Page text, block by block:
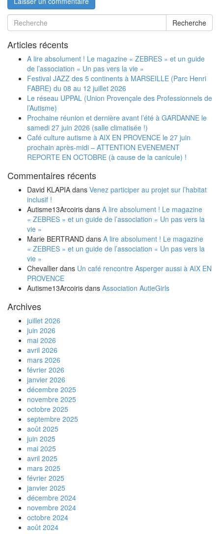
Recherche
Articles récents
A lire absolument ! Le magazine « ZEBRES » et un guide
de l’association « Un pas vers la vie »
Festival JAZZ des 5 continents à MARSEILLE (Parc Henri
FABRE) du 08 au 12 juillet 2026
Le réseau UPPAL (Union Provençale des Professionnels de
l’Autisme)
Prochaine réunion et dernière avant l’été à GARDANNE le
samedi 27 juin 2026 (salle climatisée !)
Café culture autisme à AIX EN PROVENCE le 27 juin
prochain après-midi – ATTENTION EVENEMENT
REPORTE EN OCTOBRE (à cause de la canicule) !
Commentaires récents
David KLAPIA dans Venez participer au projet sur l’habitat
inclusif !
Autisme13Arcoiris dans A lire absolument ! Le magazine
« ZEBRES » et un guide de l’association « Un pas vers la
vie »
Marie BERTRAND dans A lire absolument ! Le magazine
« ZEBRES » et un guide de l’association « Un pas vers la
vie »
Chevallier dans Un café rencontre Asperger aussi à AIX EN
PROVENCE
Autisme13Arcoiris dans Association AutieGirls
Archives
juillet 2026
juin 2026
mai 2026
avril 2026
mars 2026
février 2026
janvier 2026
décembre 2025
novembre 2025
octobre 2025
septembre 2025
août 2025
juin 2025
mai 2025
avril 2025
mars 2025
février 2025
janvier 2025
décembre 2024
novembre 2024
octobre 2024
août 2024